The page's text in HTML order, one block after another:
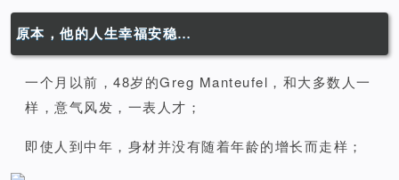
原本，他的人生幸福安稳…
一个月以前，48岁的Greg Manteufel，和大多数人一
样，意气风发，一表人才；
即使人到中年，身材并没有随着年龄的增长而走样；